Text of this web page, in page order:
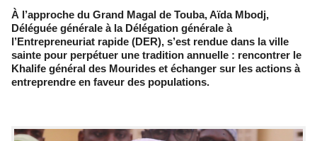
À l’approche du Grand Magal de Touba, Aïda Mbodj,
Déléguée générale à la Délégation générale à
l’Entrepreneuriat rapide (DER), s’est rendue dans la ville
sainte pour perpétuer une tradition annuelle : rencontrer le
Khalife général des Mourides et échanger sur les actions à
entreprendre en faveur des populations.